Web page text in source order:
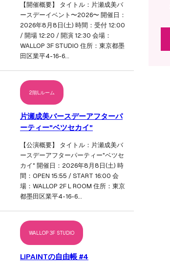
【開催概要】 タイトル：片瀬成美バ
ースデーイベント〜2026〜 開催日：
2026年8月8日(土) 時間：受付 12:00
/ 開場 12:20 / 開演 12:30 会場：
WALLOP 3F STUDIO 住所：東京都墨
田区業平4-16-6…
2階Lルーム
片瀬成美バースデーアフターパ
ーティー"ベツセカイ"
【公演概要】 タイトル：片瀬成美バ
ースデーアフターパーティー"ベツセ
カイ" 開催日：2026年8月8日(土) 時
間：OPEN 15:55 / START 16:00 会
場：WALLOP 2F L ROOM 住所：東京
都墨田区業平4-16-6…
WALLOP 3F STUDIO
LiPAINTの自由帳 #4